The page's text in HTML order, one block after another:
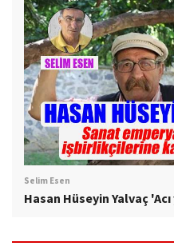
Selim Esen
Hasan Hüseyin Yalvaç